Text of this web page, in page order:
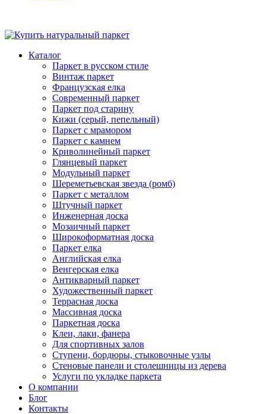
Каталог
Паркет в русском стиле
Винтаж паркет
Французская елка
Современный паркет
Паркет под старину
Кижи (серый, пепельный)
Паркет с мрамором
Паркет с камнем
Криволинейный паркет
Глянцевый паркет
Модульный паркет
Шереметьевская звезда (ромб)
Паркет с металлом
Штучный паркет
Инженерная доска
Мозаичный паркет
Широкоформатная доска
Паркет елка
Английская елка
Венгерская елка
Антикварный паркет
Художественный паркет
Террасная доска
Массивная доска
Паркетная доска
Клеи, лаки, фанера
Для спортивных залов
Ступени, бордюры, стыковочные узлы
Стеновые панели и столешницы из дерева
Услуги по укладке паркета
О компании
Блог
Контакты